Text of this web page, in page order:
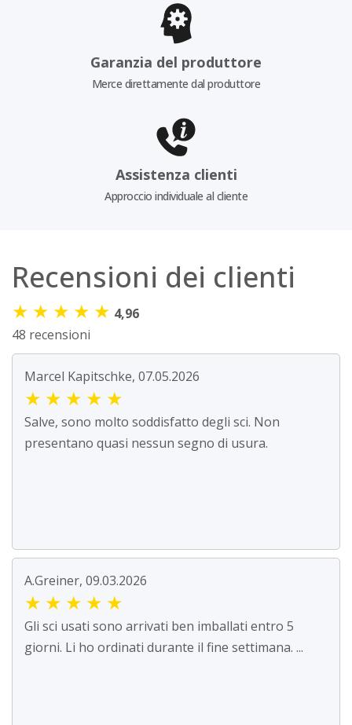
Garanzia del produttore
Merce direttamente dal produttore
Assistenza clienti
Approccio individuale al cliente
Recensioni dei clienti
★ ★ ★ ★ ★ 4,96
48 recensioni
Marcel Kapitschke, 07.05.2026
★ ★ ★ ★ ★
Salve, sono molto soddisfatto degli sci. Non
presentano quasi nessun segno di usura.
A.Greiner, 09.03.2026
★ ★ ★ ★ ★
Gli sci usati sono arrivati ben imballati entro 5
giorni. Li ho ordinati durante il fine settimana. ...